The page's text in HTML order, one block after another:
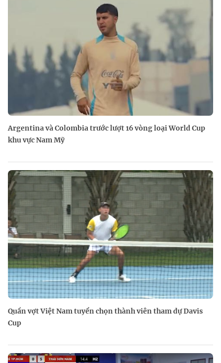
Argentina và Colombia trước lượt 16 vòng loại World Cup
khu vực Nam Mỹ
Quần vợt Việt Nam tuyển chọn thành viên tham dự Davis
Cup